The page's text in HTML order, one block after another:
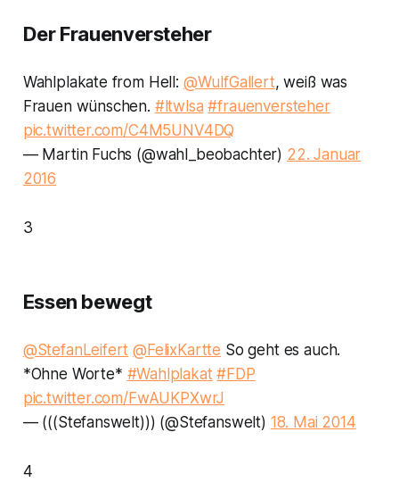
Der Frauenversteher
Wahlplakate from Hell: @WulfGallert, weiß was
Frauen wünschen. #ltwlsa #frauenversteher
pic.twitter.com/C4M5UNV4DQ
— Martin Fuchs (@wahl_beobachter) 22. Januar
2016
3
Essen bewegt
@StefanLeifert @FelixKartte So geht es auch.
*Ohne Worte* #Wahlplakat #FDP
pic.twitter.com/FwAUKPXwrJ
— (((Stefanswelt))) (@Stefanswelt) 18. Mai 2014
4